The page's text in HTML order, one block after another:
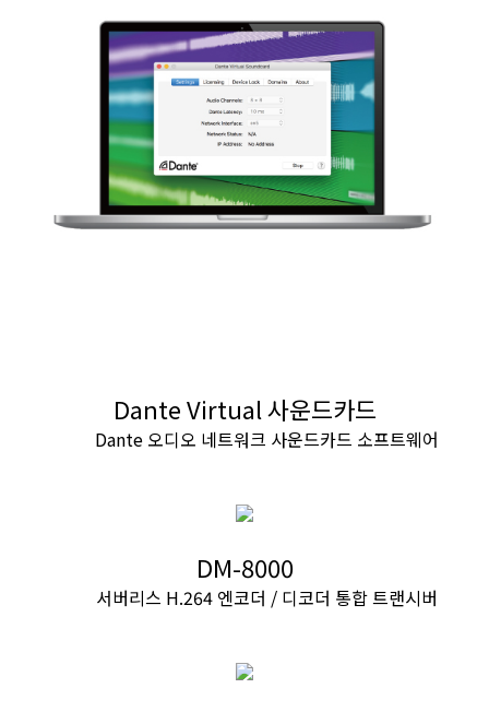
Dante Virtual 사운드카드
Dante 오디오 네트워크 사운드카드 소프트웨어
DM-8000
서버리스 H.264 엔코더 / 디코더 통합 트랜시버